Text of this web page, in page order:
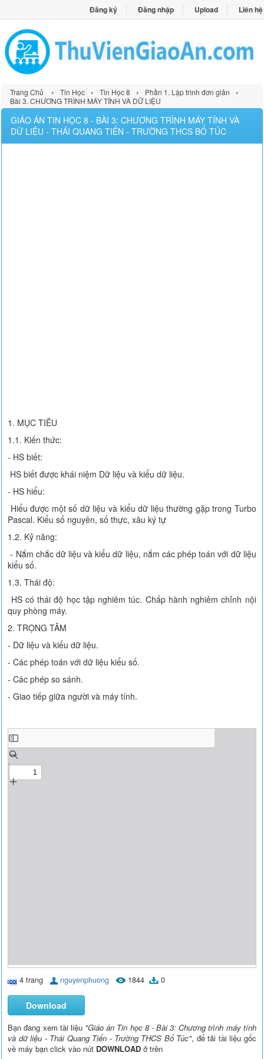
Đăng ký Đăng nhập Upload Liên hệ
Trang Chủ › Tin Học › Tin Học 8 › Phần 1. Lập trình đơn giản ›
Bài 3. CHƯƠNG TRÌNH MÁY TÍNH VÀ DỮ LIỆU
GIÁO ÁN TIN HỌC 8 - BÀI 3: CHƯƠNG TRÌNH MÁY TÍNH VÀ
DỮ LIỆU - THÁI QUANG TIẾN - TRƯỜNG THCS BỔ TÚC
1. MỤC TIÊU
1.1. Kiến thức:
- HS biết:
HS biết được khái niệm Dữ liệu và kiểu dữ liệu.
- HS hiểu:
Hiểu được một số dữ liệu và kiểu dữ liệu thường gặp trong Turbo
Pascal. Kiểu số nguyên, số thực, xâu ký tự
1.2. Kỷ năng:
- Nắm chắc dữ liệu và kiểu dữ liệu, nắm các phép toán với dữ liệu
kiểu số.
1.3. Thái độ:
HS có thái độ học tập nghiêm túc. Chấp hành nghiêm chỉnh nội
quy phòng máy.
2. TRỌNG TÂM
- Dữ liệu và kiểu dữ liệu.
- Các phép toán với dữ liệu kiểu số.
- Các phép so sánh.
- Giao tiếp giữa người và máy tính.
4 trang nguyenphuong 1844 0
Download
Bạn đang xem tài liệu "Giáo án Tin học 8 - Bài 3: Chương trình máy tính
và dữ liệu - Thái Quang Tiến - Trường THCS Bổ Túc", để tải tài liệu gốc
về máy bạn click vào nút DOWNLOAD ở trên